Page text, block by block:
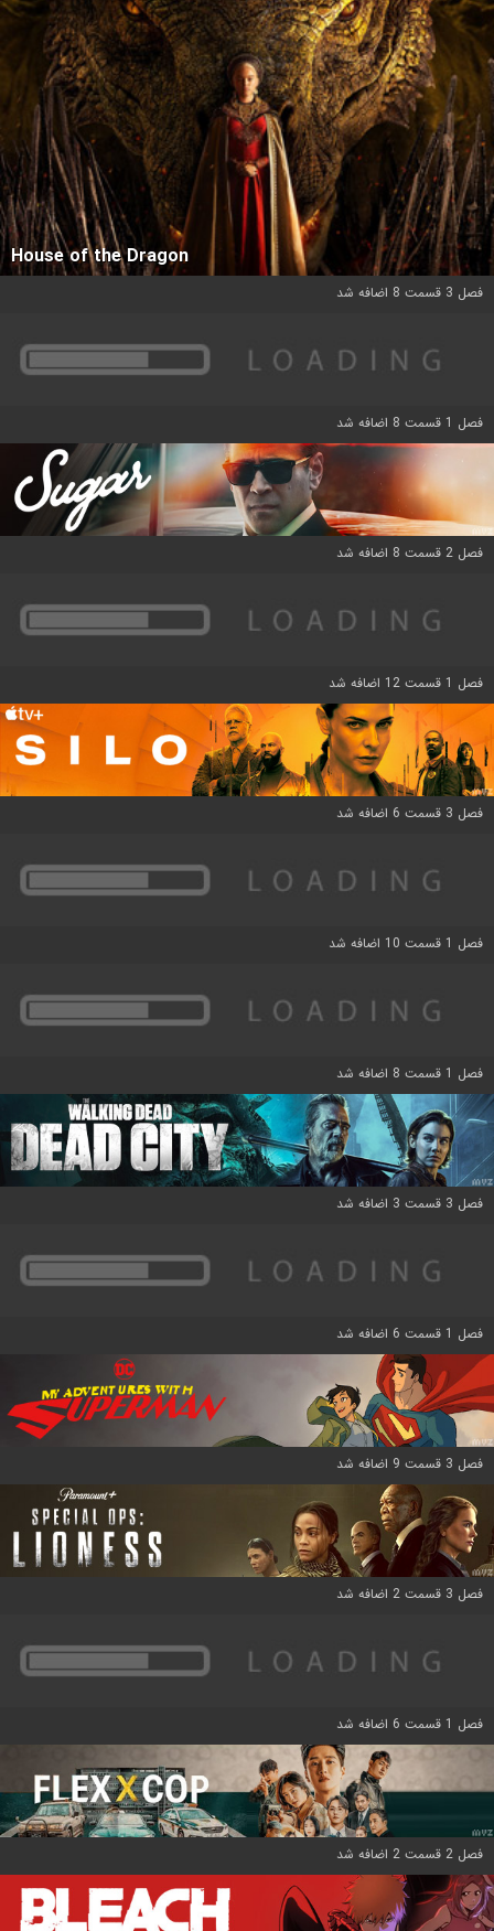
House of the Dragon
فصل 3 قسمت 8 اضافه شد
فصل 1 قسمت 8 اضافه شد
فصل 2 قسمت 8 اضافه شد
فصل 1 قسمت 12 اضافه شد
فصل 3 قسمت 6 اضافه شد
فصل 1 قسمت 10 اضافه شد
فصل 1 قسمت 8 اضافه شد
فصل 3 قسمت 3 اضافه شد
فصل 1 قسمت 6 اضافه شد
فصل 3 قسمت 9 اضافه شد
فصل 3 قسمت 2 اضافه شد
فصل 1 قسمت 6 اضافه شد
فصل 2 قسمت 2 اضافه شد